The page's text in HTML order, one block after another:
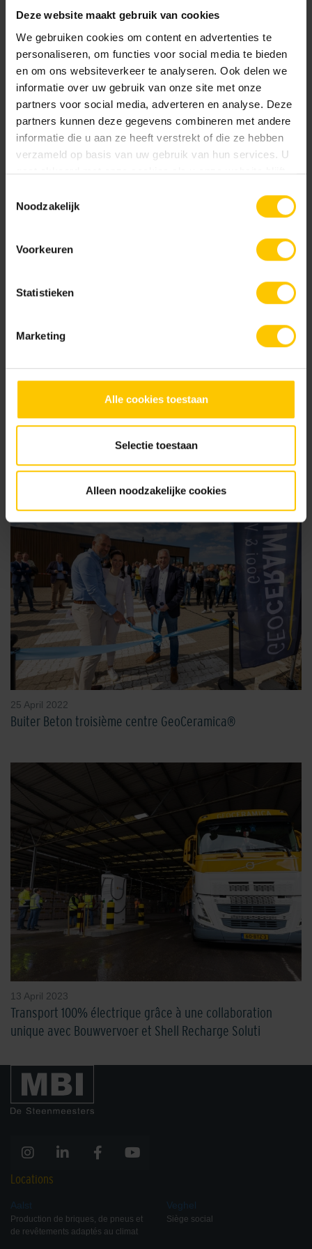
Deze website maakt gebruik van cookies
We gebruiken cookies om content en advertenties te
personaliseren, om functies voor social media te bieden
en om ons websiteverkeer te analyseren. Ook delen we
informatie over uw gebruik van onze site met onze
partners voor social media, adverteren en analyse. Deze
partners kunnen deze gegevens combineren met andere
informatie die u aan ze heeft verstrekt of die ze hebben
verzameld op basis van uw gebruik van hun services. U
gaat akkoord met onze cookies als u onze website blijft
Noodzakelijk
Voorkeuren
Statistieken
Marketing
Alle cookies toestaan
Selectie toestaan
Alleen noodzakelijke cookies
Plus d'actualités
ce jour
25 April 2022
Buiter Beton troisième centre GeoCeramica®
13 April 2023
Transport 100% électrique grâce à une collaboration
unique avec Bouwvervoer et Shell Recharge Soluti
Locations
Aalst
Production de briques, de pneus et
de revêtements adaptés au climat
Veghel
Siège social